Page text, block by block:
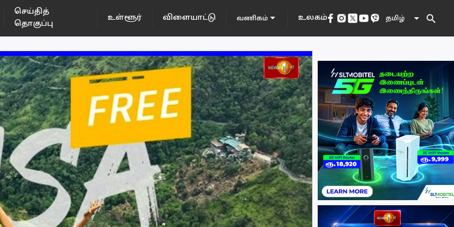
செய்தித்
தொகுப்பு
உள்ளூர் விளையாட்டு வணிகம் உலகம் தமிழ் search